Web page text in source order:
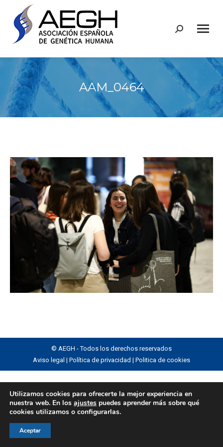
Buscar:
AAM_0464
© AEGH - Todos los derechos reservados
Aviso legal | Política de privacidad | Politica de cookies
Utilizamos cookies para ofrecerte la mejor experiencia en
nuestra web. En los ajustes puedes aprender más sobre qué
cookies utilizamos o configurarlas.
Aceptar